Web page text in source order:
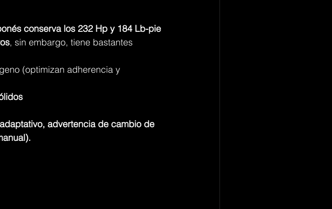
conserva los 232 Hp y 184 Lb-pie
, sin embargo, tiene bastantes
(optimizan adherencia y
advertencia de cambio de